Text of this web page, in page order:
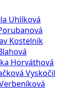
Uhlíková
Kostelník
Horváthová
Vyskočil